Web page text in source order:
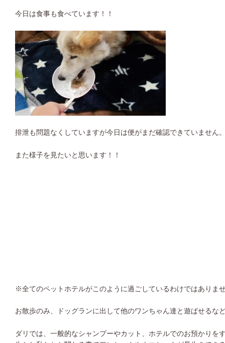
今日は食事も食べています！！
排泄も問題なくしていますが今日は便がまだ確認できていません
また様子を見たいと思います！！
※全てのペットホテルがこのように過ごしているわけではありま
お散歩のみ、ドッグランに出して他のワンちゃん達と遊ばせるな
ダリでは、一般的なシャンプーやカット、ホテルでのお預かりを